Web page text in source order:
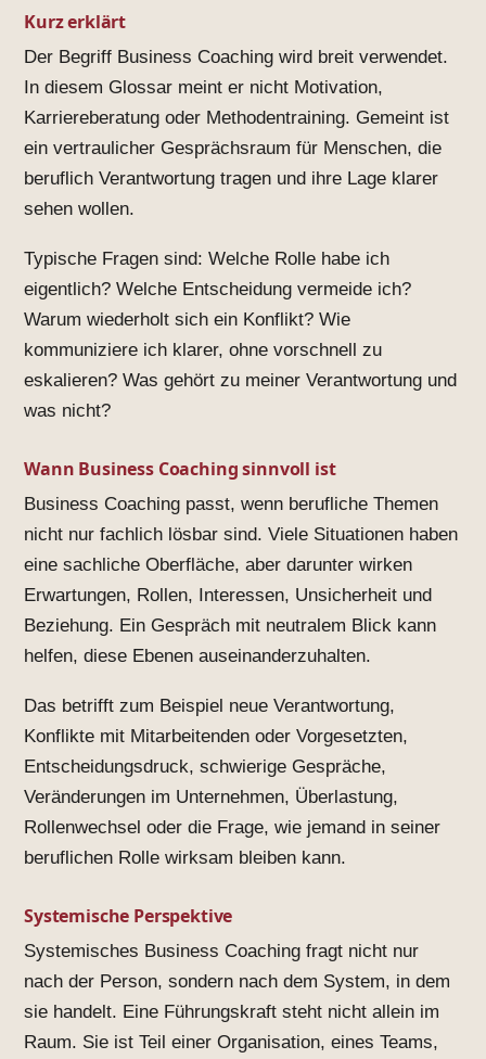
Kurz erklärt
Der Begriff Business Coaching wird breit verwendet.
In diesem Glossar meint er nicht Motivation,
Karriereberatung oder Methodentraining. Gemeint ist
ein vertraulicher Gesprächsraum für Menschen, die
beruflich Verantwortung tragen und ihre Lage klarer
sehen wollen.
Typische Fragen sind: Welche Rolle habe ich
eigentlich? Welche Entscheidung vermeide ich?
Warum wiederholt sich ein Konflikt? Wie
kommuniziere ich klarer, ohne vorschnell zu
eskalieren? Was gehört zu meiner Verantwortung und
was nicht?
Wann Business Coaching sinnvoll ist
Business Coaching passt, wenn berufliche Themen
nicht nur fachlich lösbar sind. Viele Situationen haben
eine sachliche Oberfläche, aber darunter wirken
Erwartungen, Rollen, Interessen, Unsicherheit und
Beziehung. Ein Gespräch mit neutralem Blick kann
helfen, diese Ebenen auseinanderzuhalten.
Das betrifft zum Beispiel neue Verantwortung,
Konflikte mit Mitarbeitenden oder Vorgesetzten,
Entscheidungsdruck, schwierige Gespräche,
Veränderungen im Unternehmen, Überlastung,
Rollenwechsel oder die Frage, wie jemand in seiner
beruflichen Rolle wirksam bleiben kann.
Systemische Perspektive
Systemisches Business Coaching fragt nicht nur
nach der Person, sondern nach dem System, in dem
sie handelt. Eine Führungskraft steht nicht allein im
Raum. Sie ist Teil einer Organisation, eines Teams,